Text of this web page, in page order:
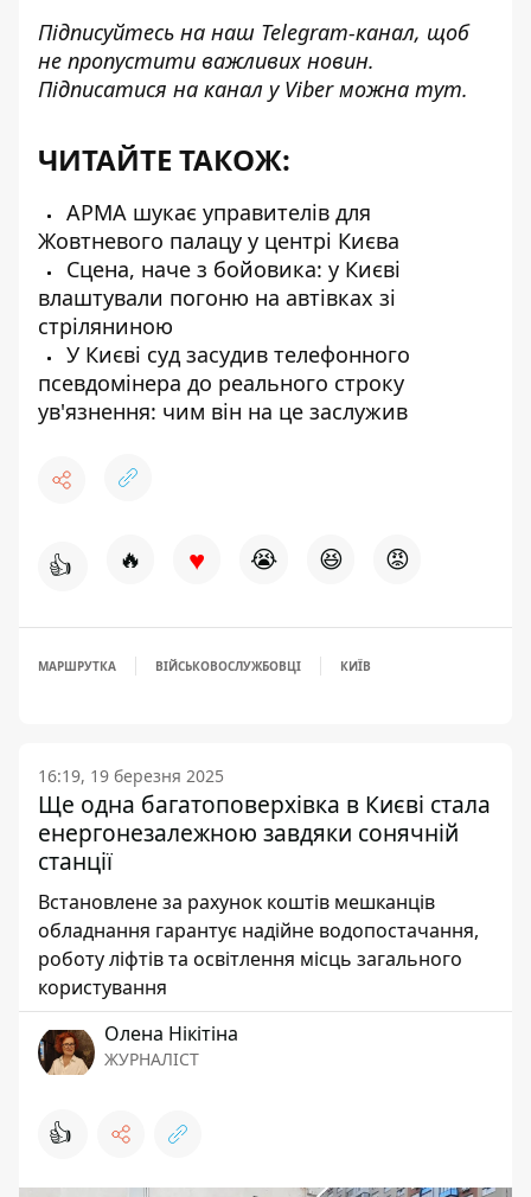
Підписуйтесь на наш Telegram-канал, щоб
не пропустити важливих новин.
Підписатися на канал у Viber можна тут.
ЧИТАЙТЕ ТАКОЖ:
АРМА шукає управителів для
Жовтневого палацу у центрі Києва
Сцена, наче з бойовика: у Києві
влаштували погоню на автівках зі
стріляниною
У Києві суд засудив телефонного
псевдомінера до реального строку
ув'язнення: чим він на це заслужив
👍 🔥 ♥ 😭 😆 😡
МАРШРУТКА ВІЙСЬКОВОСЛУЖБОВЦІ КИЇВ
16:19, 19 березня 2025
Ще одна багатоповерхівка в Києві стала
енергонезалежною завдяки сонячній
станції
Встановлене за рахунок коштів мешканців
обладнання гарантує надійне водопостачання,
роботу ліфтів та освітлення місць загального
користування
Олена Нікітіна
ЖУРНАЛІСТ
👍